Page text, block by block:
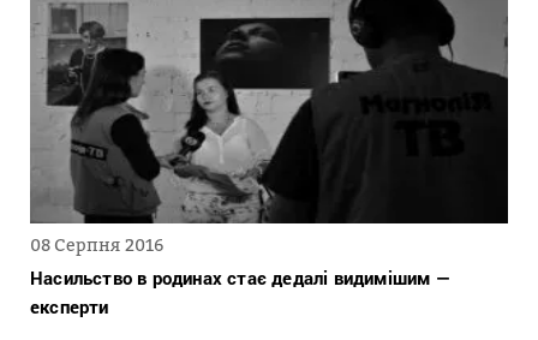
08 Серпня 2016
Насильство в родинах стає дедалі видимішим —
експерти